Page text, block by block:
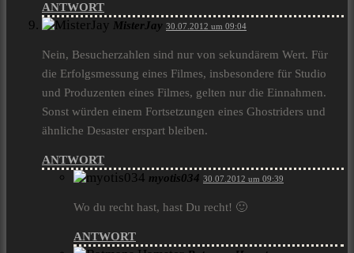
ANTWORT
MisterJay 30.07.2012 um 09:04
Nein, Besucherzahlen sind nur von sekundärem Wert. Für
die Erfolgsmessung eines Filmes, insbesondere für Studio
und Produzenten eines Filmes, gelten nur die Einnahmen.
Sonst würden einem Fortsetzungen eines Ghostriders und
ähnliche Desaster erspart bleiben.
ANTWORT
myotis034 30.07.2012 um 09:39
Wo du recht hast, hast Du recht! 🙂
ANTWORT